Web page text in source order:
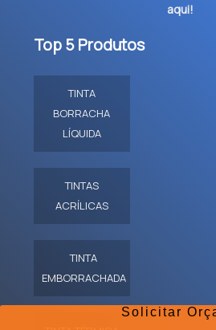
Solicitar
aqui!
Top 5 Produtos
TINTA
BORRACHA
LÍQUIDA
TINTAS
ACRÍLICAS
TINTA
EMBORRACHADA